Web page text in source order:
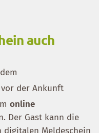
auch
vor der Ankunft
online
Der Gast kann die
digitalen Meldeschein